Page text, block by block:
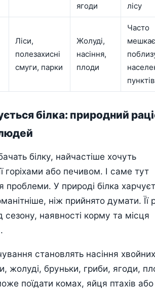
ягоди
лісу
Ліси,
полезахисні
смуги, парки
Жолуді,
насіння,
плоди
Часто
мешкає
пунктів
білка: природний
білку, найчастіше хочуть
горіхами або печивом. І саме тут
проблеми. У природі білка
ніж прийнято думати. Її
сезону, наявності корму та місця
становлять насіння
жолуді, бруньки, гриби, ягоди,
поїдати комах, яйця птахів або